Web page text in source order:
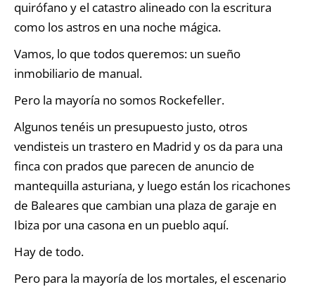
quirófano y el catastro alineado con la escritura
como los astros en una noche mágica.
Vamos, lo que todos queremos: un sueño
inmobiliario de manual.
Pero la mayoría no somos Rockefeller.
Algunos tenéis un presupuesto justo, otros
vendisteis un trastero en Madrid y os da para una
finca con prados que parecen de anuncio de
mantequilla asturiana, y luego están los ricachones
de Baleares que cambian una plaza de garaje en
Ibiza por una casona en un pueblo aquí.
Hay de todo.
Pero para la mayoría de los mortales, el escenario